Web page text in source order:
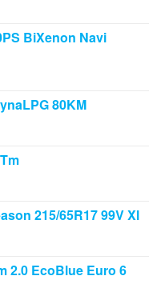
BiXenon Navi
80KM
215/65R17 99V Xl
2.0 EcoBlue Euro 6